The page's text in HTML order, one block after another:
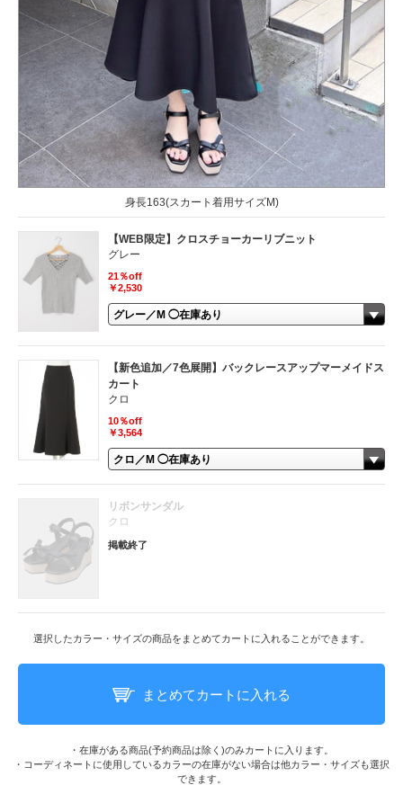
身長163(スカート着用サイズM)
【WEB限定】クロスチョーカーリブニット
グレー
21％off
￥2,530
【新色追加／7色展開】バックレースアップマーメイドス
カート
クロ
10％off
￥3,564
リボンサンダル
クロ
掲載終了
選択したカラー・サイズの商品をまとめてカートに入れることができます。
まとめてカートに入れる
・在庫がある商品(予約商品は除く)のみカートに入ります。
・コーディネートに使用しているカラーの在庫がない場合は他カラー・サイズも選択
できます。